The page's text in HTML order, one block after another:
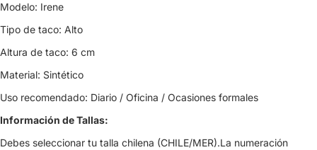
Modelo: Irene
Tipo de taco: Alto
Altura de taco: 6 cm
Material: Sintético
Uso recomendado: Diario / Oficina / Ocasiones formales
Información de Tallas:
Debes seleccionar tu talla chilena (CHILE/MER).La numeración